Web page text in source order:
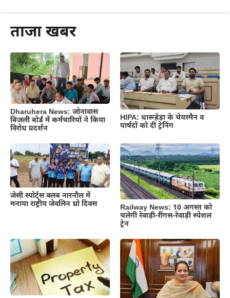
ताजा खबर
Dharuhera News: जोनावास
बिजली बोर्ड में कर्मचारियों ने किया
विरोध प्रदर्शन
HIPA: धारूहेड़ा के चेयरमैन व
पार्षदों को दी ट्रेनिंग
जेसी स्पोर्ट्स क्लब नारनौल में
मनाया राष्ट्रीय जेवलिन थ्रो दिवस
Railway News: 10 अगस्त को
चलेगी रेवाड़ी-रींगस-रेवाड़ी स्पेशल
ट्रेन